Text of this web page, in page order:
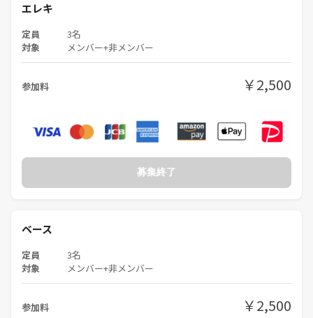
エレキ
定員 3名
対象 メンバー+非メンバー
参加料 ￥2,500
募集終了
ベース
定員 3名
対象 メンバー+非メンバー
参加料 ￥2,500